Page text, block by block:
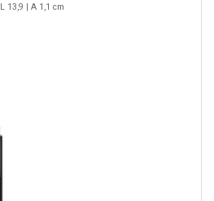
L 13,9 | A 1,1 cm